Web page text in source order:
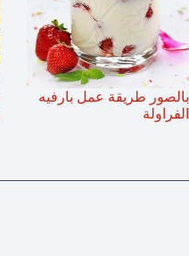
بالصور طريقة عمل بارفيه
الفراولة